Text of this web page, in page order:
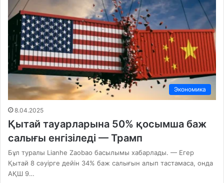
Экономика
8.04.2025
Қытай тауарларына 50% қосымша баж
салығы енгізіледі — Трамп
Бұл туралы Lianhe Zaobao басылымы хабарлады. — Егер
Қытай 8 сәуірге дейін 34% баж салығын алып тастамаса, онда
АҚШ 9…